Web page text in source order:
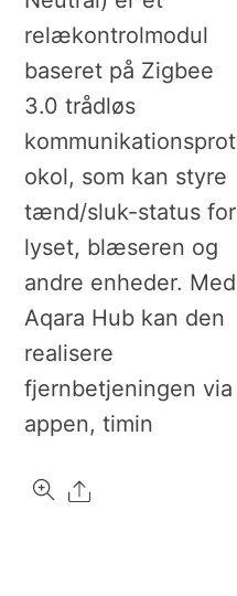
relækontrolmodul
baseret på Zigbee
3.0 trådløs
kommunikationsprot
okol, som kan styre
tænd/sluk-status for
lyset, blæseren og
andre enheder. Med
Aqara Hub kan den
realisere
fjernbetjeningen via
appen, timin
Share